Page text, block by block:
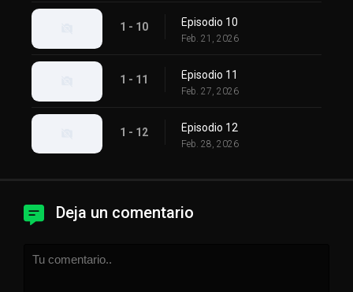
1 - 10 Episodio 10
Feb. 21, 2026
1 - 11 Episodio 11
Feb. 27, 2026
1 - 12 Episodio 12
Feb. 28, 2026
Deja un comentario